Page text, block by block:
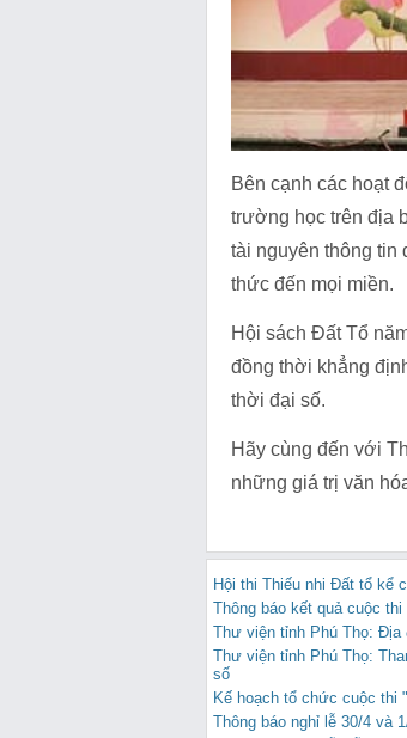
Bên cạnh các hoạt
trường học trên địa
tài nguyên thông tin
thức đến mọi miền.
Hội sách Đất Tổ
đồng thời khẳng
thời đại số.
Hãy cùng đến với
những giá trị văn
Hội thi Thiếu nhi Đất tổ kể
Thông báo kết quả cuộc
Thư viện tỉnh Phú Thọ:
Thư viện tỉnh Phú Thọ:
số
Kế hoạch tổ chức cuộc thi
Thông báo nghỉ lễ 30/4 và